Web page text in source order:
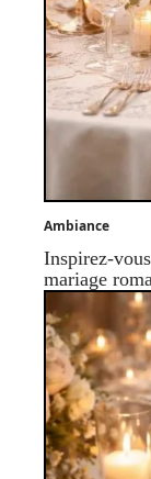
Ambiance
Inspirez-
mariage